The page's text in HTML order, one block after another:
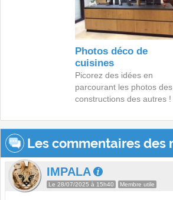
Photos déco de
cuisines
Picorez des idées en
parcourant les photos des
constructions des autres !
Les commentaires des
IMPALA
Le 28/07/2025 à 15h40 Membre utile